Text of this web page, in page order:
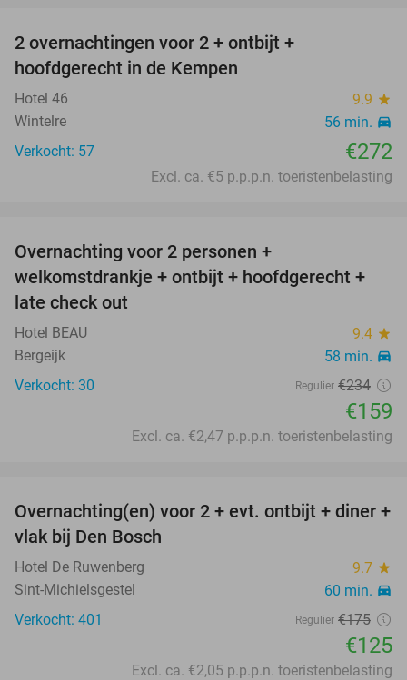
2 overnachtingen voor 2 + ontbijt +
hoofdgerecht in de Kempen
Hotel 46 9.9 star
Wintelre 56 min. directions_car
Verkocht: 57 €272
Excl. ca. €5 p.p.p.n. toeristenbelasting
Overnachting voor 2 personen +
welkomstdrankje + ontbijt + hoofdgerecht +
late check out
Hotel BEAU 9.4 star
Bergeijk 58 min. directions_car
Verkocht: 30 Regulier €234
€159
Excl. ca. €2,47 p.p.p.n. toeristenbelasting
29%
Overnachting(en) voor 2 + evt. ontbijt + diner +
vlak bij Den Bosch
Hotel De Ruwenberg 9.7 star
Sint-Michielsgestel 60 min. directions_car
Verkocht: 401 Regulier €175
€125
Excl. ca. €2,05 p.p.p.n. toeristenbelasting